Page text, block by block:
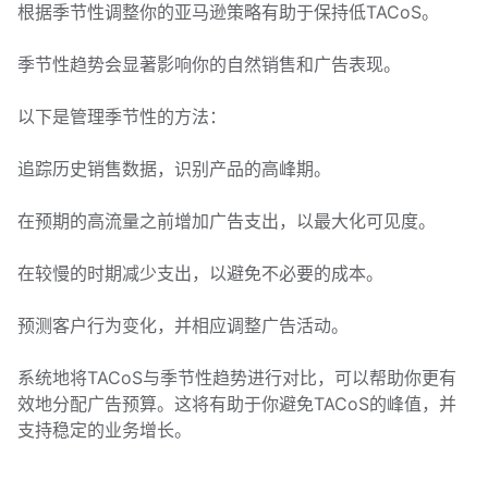
根据季节性调整你的亚马逊策略有助于保持低TACoS。
季节性趋势会显著影响你的自然销售和广告表现。
以下是管理季节性的方法：
追踪历史销售数据，识别产品的高峰期。
在预期的高流量之前增加广告支出，以最大化可见度。
在较慢的时期减少支出，以避免不必要的成本。
预测客户行为变化，并相应调整广告活动。
系统地将TACoS与季节性趋势进行对比，可以帮助你更有
效地分配广告预算。这将有助于你避免TACoS的峰值，并
支持稳定的业务增长。